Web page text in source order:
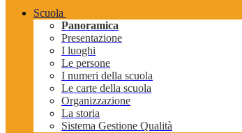
Scuola
Panoramica
Presentazione
I luoghi
Le persone
I numeri della scuola
Le carte della scuola
Organizzazione
La storia
Sistema Gestione Qualità